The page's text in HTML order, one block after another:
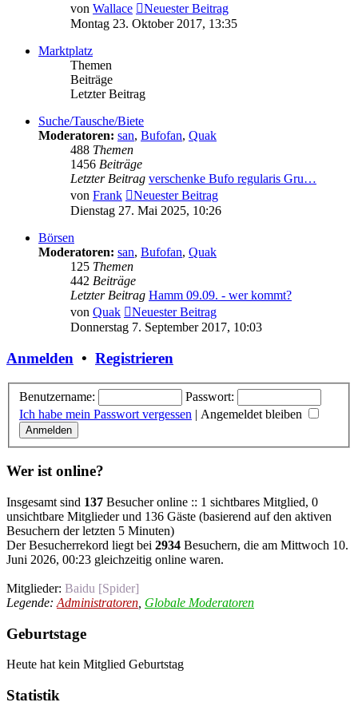
von Wallace
Neuester Beitrag
Montag 23. Oktober 2017, 13:35
Marktplatz
Themen
Beiträge
Letzter Beitrag
Suche/Tausche/Biete
Moderatoren: san, Bufofan, Quak
488 Themen
1456 Beiträge
Letzter Beitrag verschenke Bufo regularis Gru…
von Frank
Neuester Beitrag
Dienstag 27. Mai 2025, 10:26
Börsen
Moderatoren: san, Bufofan, Quak
125 Themen
442 Beiträge
Letzter Beitrag Hamm 09.09. - wer kommt?
von Quak
Neuester Beitrag
Donnerstag 7. September 2017, 10:03
Anmelden • Registrieren
Benutzername:
Passwort:
Ich habe mein Passwort vergessen | Angemeldet bleiben
Wer ist online?
Insgesamt sind 137 Besucher online :: 1 sichtbares Mitglied, 0
unsichtbare Mitglieder und 136 Gäste (basierend auf den aktiven
Besuchern der letzten 5 Minuten)
Der Besucherrekord liegt bei 2934 Besuchern, die am Mittwoch 10.
Juni 2026, 00:23 gleichzeitig online waren.
Mitglieder: Baidu [Spider]
Legende: Administratoren Globale Moderatoren
Geburtstage
Heute hat kein Mitglied Geburtstag
Statistik